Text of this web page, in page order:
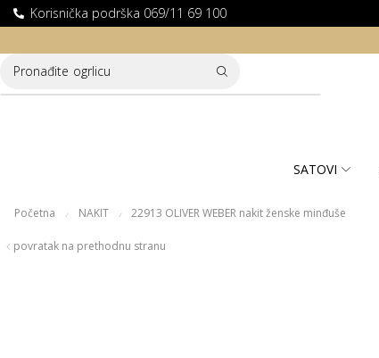
Korisnička podrška 069/11 69 100
DOSTAVA ZA KUPOVINE PREKO 10.000 RSD
Pronađite ogrlicu
SATOVI
Početna / NAKIT / 22913 OLIVER WEBER nakit ženske minđuše
povratak na prethodnu stranu